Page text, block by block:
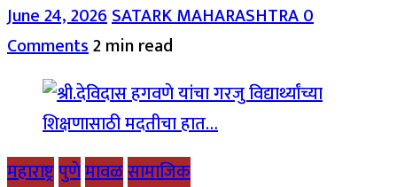
June 24, 2026SATARK MAHARASHTRA0
Comments2 min read
महाराष्ट्रपुणेमावळसामाजिक